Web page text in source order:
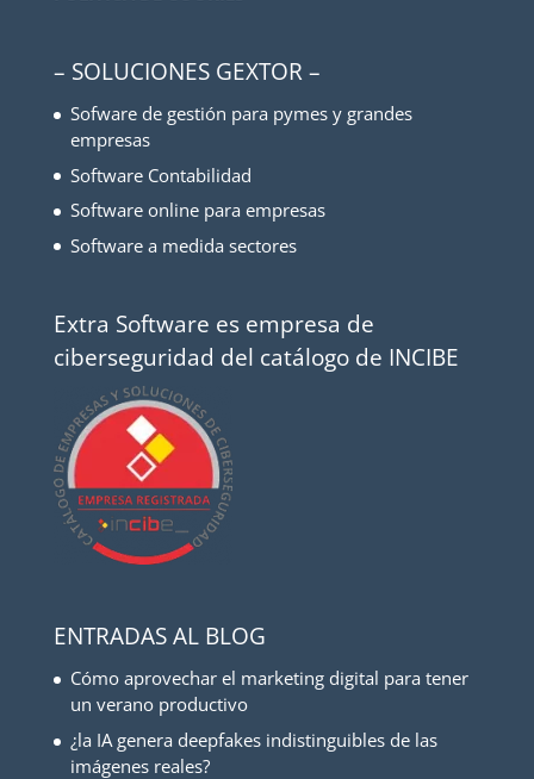
– SOLUCIONES GEXTOR –
Sofware de gestión para pymes y grandes
empresas
Software Contabilidad
Software online para empresas
Software a medida sectores
Extra Software es empresa de
ciberseguridad del catálogo de INCIBE
ENTRADAS AL BLOG
Cómo aprovechar el marketing digital para tener
un verano productivo
¿la IA genera deepfakes indistinguibles de las
imágenes reales?